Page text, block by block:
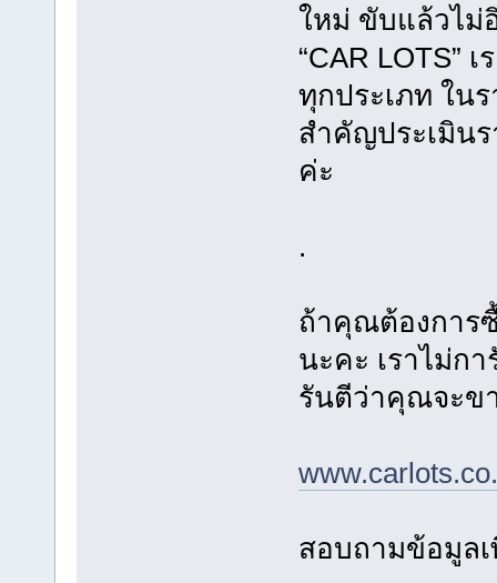
ใหม่ ขับแล้วไม่
“CAR LOTS”
ทุกประเภท ใน
สำคัญประเมิน
ค่ะ
.
ถ้าคุณต้องการซื้
นะคะ เราไม่ก
รันตีว่าคุณจะข
สอบถามข้อมูลเ